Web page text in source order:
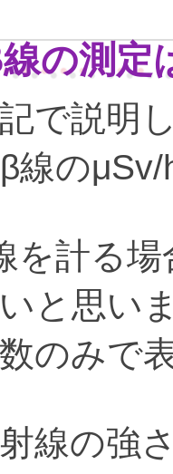
の測定
記で説明
線の
を計る
と思い
のみで
線の強